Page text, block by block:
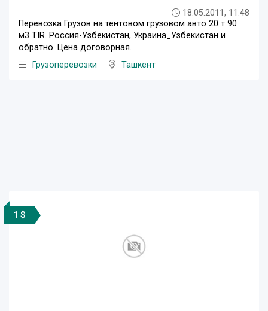
18.05.2011, 11:48
Перевозка Грузов на тентовом грузовом авто 20 т 90
м3 TIR. Россия-Узбекистан, Украина_Узбекистан и
обратно. Цена договорная.
Грузоперевозки
Ташкент
1 $